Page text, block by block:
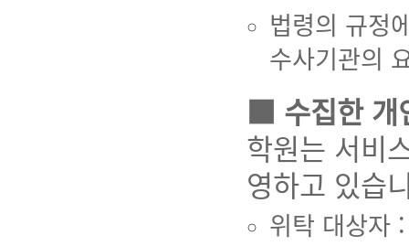
법령의 규정
수사기관의
■ 수집한 개
학원는 서비
영하고 있습
위탁 대상자